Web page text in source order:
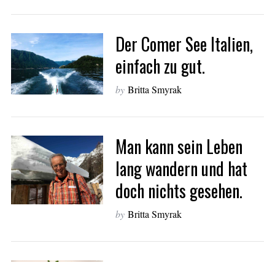
Der Comer See Italien,
einfach zu gut.
by Britta Smyrak
Man kann sein Leben
lang wandern und hat
doch nichts gesehen.
by Britta Smyrak